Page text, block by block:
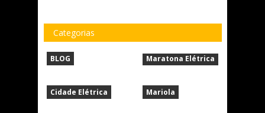
Categorias
BLOG
Cidade Elétrica
Maratona Elétrica
Mariola